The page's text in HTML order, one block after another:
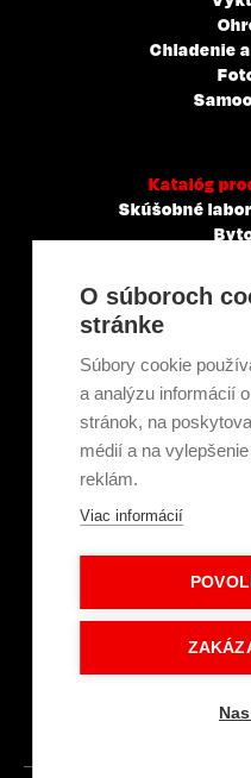
Chladenie
Katalóg
Skúšobné
Tepelné
Školenie a
GDPR a
Intranet
O súboroch
stránke
Súbory cookie
a analýzu informácií
stránok, na
médií a na
reklám.
Viac informácií